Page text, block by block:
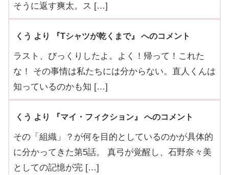
そうに返す爽太。ス […]
くう より 『Tシャツが乾くまで』 へのコメント
ラスト、びっくりしたよ。よく！帰って！これた
な！ その事情は私たちには分からない。直人くんは
知っているのかも知 […]
くう より 『マイ・フィクション』 へのコメント
その「組織」？が何を目的としているのかが具体的
に分かってきた第5話。 真弓が覚醒し、石野奈々美
としての記憶が完 […]